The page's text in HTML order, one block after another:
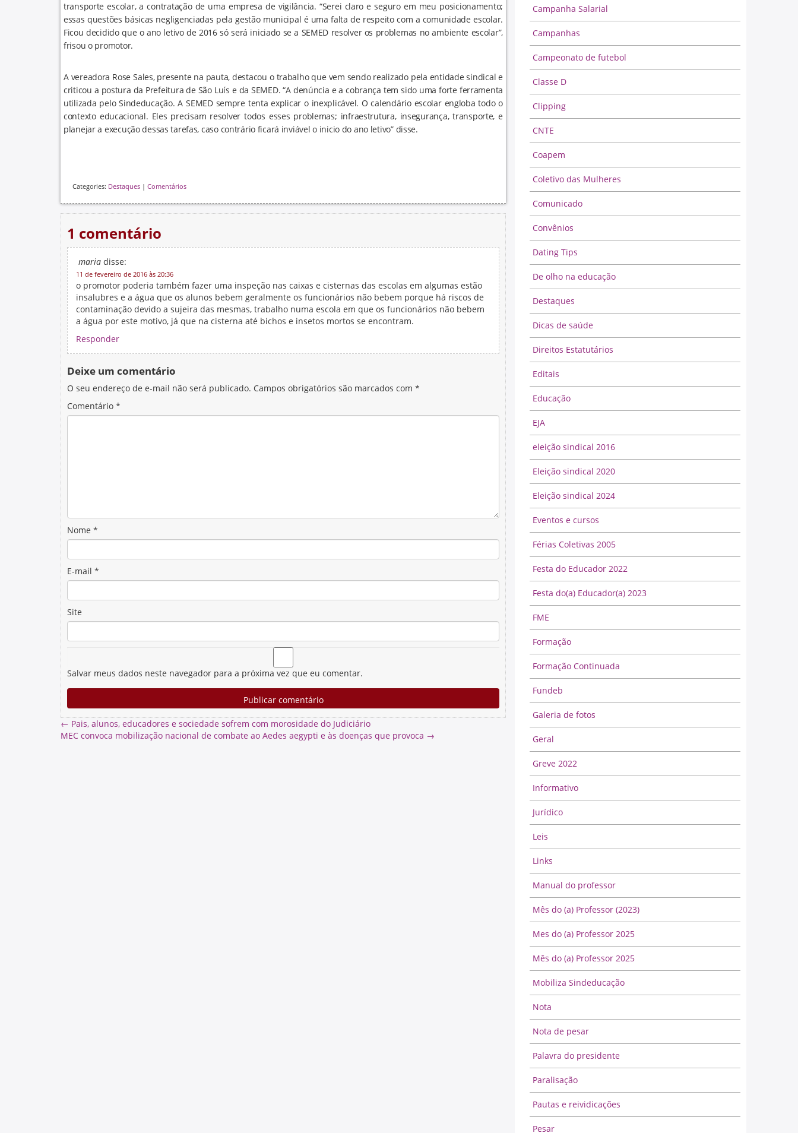
transporte escolar, a contratação de uma empresa de vigilância. “Serei claro e seguro em meu posicionamento;
essas questões básicas negligenciadas pela gestão municipal é uma falta de respeito com a comunidade escolar.
Ficou decidido que o ano letivo de 2016 só será iniciado se a SEMED resolver os problemas no ambiente escolar”,
frisou o promotor.
A vereadora Rose Sales, presente na pauta, destacou o trabalho que vem sendo realizado pela entidade sindical e
criticou a postura da Prefeitura de São Luís e da SEMED. “A denúncia e a cobrança tem sido uma forte ferramenta
utilizada pelo Sindeducação. A SEMED sempre tenta explicar o inexplicável. O calendário escolar engloba todo o
contexto educacional. Eles precisam resolver todos esses problemas; infraestrutura, insegurança, transporte, e
planejar a execução dessas tarefas, caso contrário ficará inviável o inicio do ano letivo” disse.
Categories: Destaques | Comentários
1 comentário
maria disse:
11 de fevereiro de 2016 às 20:36
o promotor poderia também fazer uma inspeção nas caixas e cisternas das escolas em algumas estão
insalubres e a água que os alunos bebem geralmente os funcionários não bebem porque há riscos de
contaminação devido a sujeira das mesmas, trabalho numa escola em que os funcionários não bebem
a água por este motivo, já que na cisterna até bichos e insetos mortos se encontram.
Responder
Deixe um comentário
O seu endereço de e-mail não será publicado. Campos obrigatórios são marcados com *
Comentário *
Nome *
E-mail *
Site
Salvar meus dados neste navegador para a próxima vez que eu comentar.
← Pais, alunos, educadores e sociedade sofrem com morosidade do Judiciário
MEC convoca mobilização nacional de combate ao Aedes aegypti e às doenças que provoca →
Campanha Salarial
Campanhas
Campeonato de futebol
Classe D
Clipping
CNTE
Coapem
Coletivo das Mulheres
Comunicado
Convênios
Dating Tips
De olho na educação
Destaques
Dicas de saúde
Direitos Estatutários
Editais
Educação
EJA
eleição sindical 2016
Eleição sindical 2020
Eleição sindical 2024
Eventos e cursos
Férias Coletivas 2005
Festa do Educador 2022
Festa do(a) Educador(a) 2023
FME
Formação
Formação Continuada
Fundeb
Galeria de fotos
Geral
Greve 2022
Informativo
Jurídico
Leis
Links
Manual do professor
Mês do (a) Professor (2023)
Mes do (a) Professor 2025
Mês do (a) Professor 2025
Mobiliza Sindeducação
Nota
Nota de pesar
Palavra do presidente
Paralisação
Pautas e reividicações
Pesar